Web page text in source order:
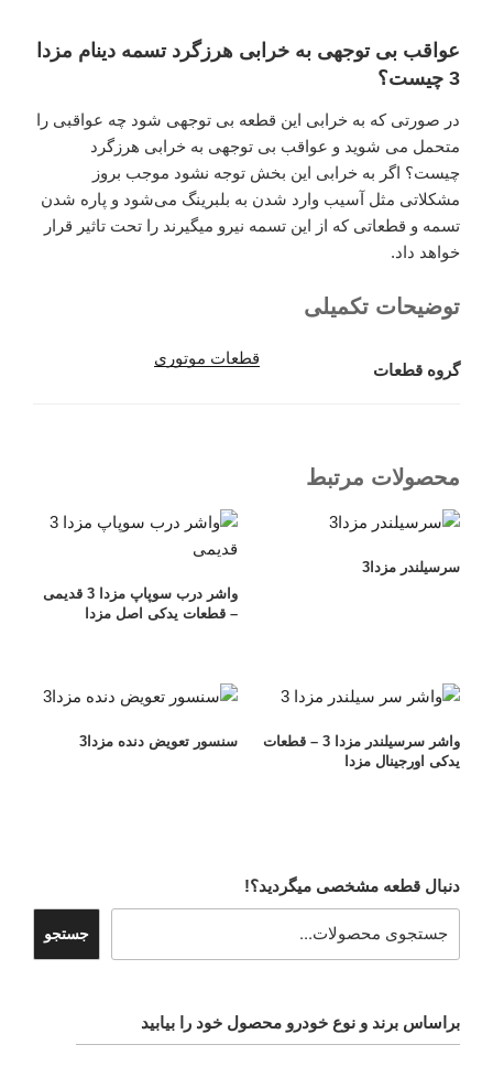
عواقب بی توجهی به خرابی هرزگرد تسمه دینام مزدا
3 چیست؟
در صورتی که به خرابی این قطعه بی توجهی شود چه عواقبی را
متحمل می شوید و عواقب بی توجهی به خرابی هرزگرد
چیست؟ اگر به خرابی این بخش توجه نشود موجب بروز
مشکلاتی مثل آسیب وارد شدن به بلبرینگ می‌شود و پاره شدن
تسمه و قطعاتی که از این تسمه نیرو میگیرند را تحت تاثیر قرار
خواهد داد.
توضیحات تکمیلی
گروه قطعات
قطعات موتوری
محصولات مرتبط
سرسیلندر مزدا3
واشر درب سوپاپ مزدا 3 قدیمی
– قطعات یدکی اصل مزدا
واشر سرسیلندر مزدا 3 – قطعات
یدکی اورجینال مزدا
سنسور تعویض دنده مزدا3
دنبال قطعه مشخصی میگردید؟!
جستجو
براساس برند و نوع خودرو محصول خود را بیابید